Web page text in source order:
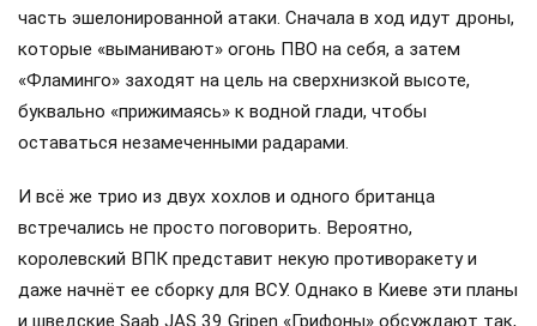
часть эшелонированной атаки. Сначала в ход идут дроны,
которые «выманивают» огонь ПВО на себя, а затем
«Фламинго» заходят на цель на сверхнизкой высоте,
буквально «прижимаясь» к водной глади, чтобы
оставаться незамеченными радарами.
И всё же трио из двух хохлов и одного британца
встречались не просто поговорить. Вероятно,
королевский ВПК представит некую противоракету и
даже начнёт ее сборку для ВСУ. Однако в Киеве эти планы
и шведские Saab JAS 39 Gripen «Грифоны» обсуждают так,